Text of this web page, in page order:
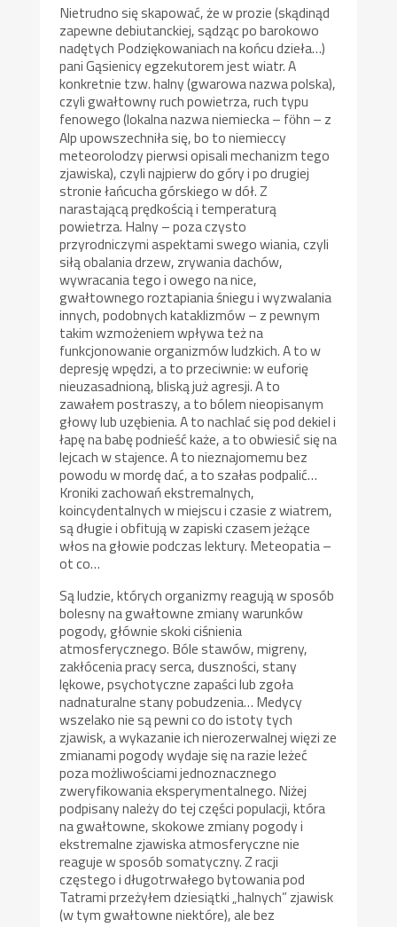
Nietrudno się skapować, że w prozie (skądinąd
zapewne debiutanckiej, sądząc po barokowo
nadętych Podziękowaniach na końcu dzieła…)
pani Gąsienicy egzekutorem jest wiatr. A
konkretnie tzw. halny (gwarowa nazwa polska),
czyli gwałtowny ruch powietrza, ruch typu
fenowego (lokalna nazwa niemiecka – föhn – z
Alp upowszechniła się, bo to niemieccy
meteorolodzy pierwsi opisali mechanizm tego
zjawiska), czyli najpierw do góry i po drugiej
stronie łańcucha górskiego w dół. Z
narastającą prędkością i temperaturą
powietrza. Halny – poza czysto
przyrodniczymi aspektami swego wiania, czyli
siłą obalania drzew, zrywania dachów,
wywracania tego i owego na nice,
gwałtownego roztapiania śniegu i wyzwalania
innych, podobnych kataklizmów – z pewnym
takim wzmożeniem wpływa też na
funkcjonowanie organizmów ludzkich. A to w
depresję wpędzi, a to przeciwnie: w euforię
nieuzasadnioną, bliską już agresji. A to
zawałem postraszy, a to bólem nieopisanym
głowy lub uzębienia. A to nachlać się pod dekiel i
łapę na babę podnieść każe, a to obwiesić się na
lejcach w stajence. A to nieznajomemu bez
powodu w mordę dać, a to szałas podpalić…
Kroniki zachowań ekstremalnych,
koincydentalnych w miejscu i czasie z wiatrem,
są długie i obfitują w zapiski czasem jeżące
włos na głowie podczas lektury. Meteopatia –
ot co…
Są ludzie, których organizmy reagują w sposób
bolesny na gwałtowne zmiany warunków
pogody, głównie skoki ciśnienia
atmosferycznego. Bóle stawów, migreny,
zakłócenia pracy serca, duszności, stany
lękowe, psychotyczne zapaści lub zgoła
nadnaturalne stany pobudzenia… Medycy
wszelako nie są pewni co do istoty tych
zjawisk, a wykazanie ich nierozerwalnej więzi ze
zmianami pogody wydaje się na razie leżeć
poza możliwościami jednoznacznego
zweryfikowania eksperymentalnego. Niżej
podpisany należy do tej części populacji, która
na gwałtowne, skokowe zmiany pogody i
ekstremalne zjawiska atmosferyczne nie
reaguje w sposób somatyczny. Z racji
częstego i długotrwałego bytowania pod
Tatrami przeżyłem dziesiątki „halnych” zjawisk
(w tym gwałtowne niektóre), ale bez